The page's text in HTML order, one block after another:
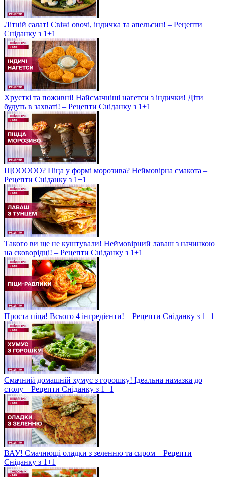
Літній салат! Свіжі овочі, індичка та апельсин! – Рецепти
Сніданку з 1+1
Хрусткі та поживні! Найсмачніші нагетси з індички! Діти
будуть в захваті! – Рецепти Сніданку з 1+1
ЩООООО? Піца у формі морозива? Неймовірна смакота –
Рецепти Сніданку з 1+1
Такого ви ще не куштували! Неймовірний лаваш з начинкою
на сковорідці! – Рецепти Сніданку з 1+1
Проста піца! Всього 4 інгредієнти! – Рецепти Сніданку з 1+1
Смачний домашній хумус з горошку! Ідеальна намазка до
столу – Рецепти Сніданку з 1+1
ВАУ! Смачнющі оладки з зеленню та сиром – Рецепти
Сніданку з 1+1